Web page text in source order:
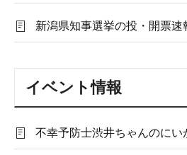
新潟県知事選挙の投・開票速
イベント情報
不幸予防士渋井ちゃんのにい